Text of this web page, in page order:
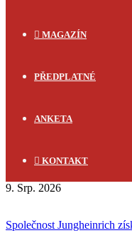
MAGAZÍN
PŘEDPLATNÉ
ANKETA
KONTAKT
9. Srp. 2026
Společnost Jungheinrich